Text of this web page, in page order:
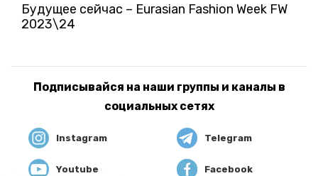
Будущее сейчас – Eurasian Fashion Week FW
2023\24
Подписывайся на наши группы и каналы в
социальных сетях
Instagram Telegram
Youtube Facebook